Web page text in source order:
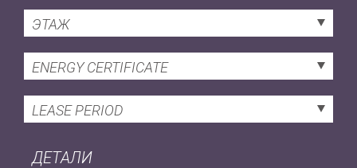
ЭТАЖ
ENERGY CERTIFICATE
LEASE PERIOD
ДЕТАЛИ